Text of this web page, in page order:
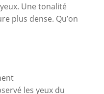
Une tonalité
plus dense. Qu’on
les yeux du